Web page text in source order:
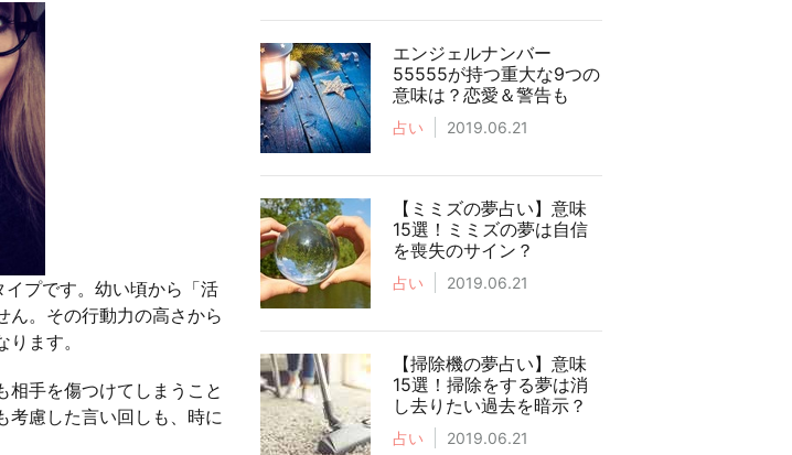
プです。幼い頃から「活
ん。その行動力の高さから
ます。
相手を傷つけてしまうこと
考慮した言い回しも、時に
エンジェルナンバー
55555が持つ重大な9つの
意味は？恋愛＆警告も
占い 2019.06.21
【ミミズの夢占い】意味
15選！ミミズの夢は自信
を喪失のサイン？
占い 2019.06.21
【掃除機の夢占い】意味
15選！掃除をする夢は消
し去りたい過去を暗示？
占い 2019.06.21